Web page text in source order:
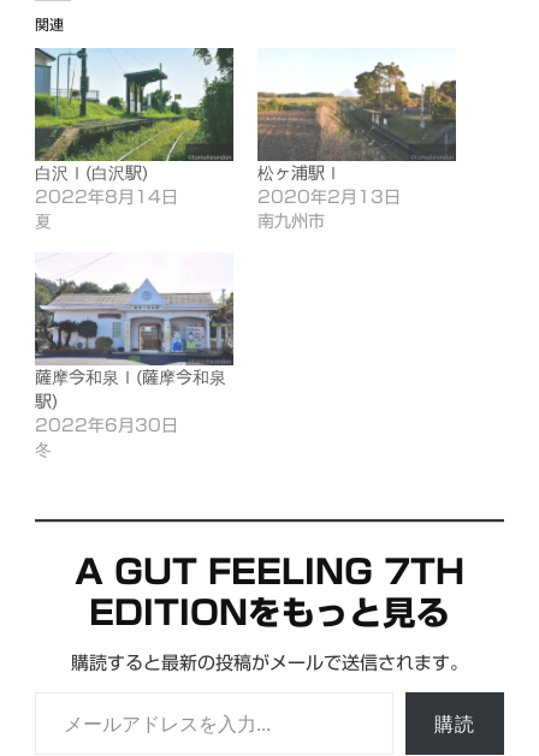
み
中…
関連
白沢Ⅰ(白沢駅)
2022年8月14日
夏
松ヶ浦駅Ⅰ
2020年2月13日
南九州市
薩摩今和泉Ⅰ(薩摩今和泉
駅)
2022年6月30日
冬
A GUT FEELING 7TH
EDITIONをもっと見る
購読すると最新の投稿がメールで送信されます。
メールアドレスを入力...
購読